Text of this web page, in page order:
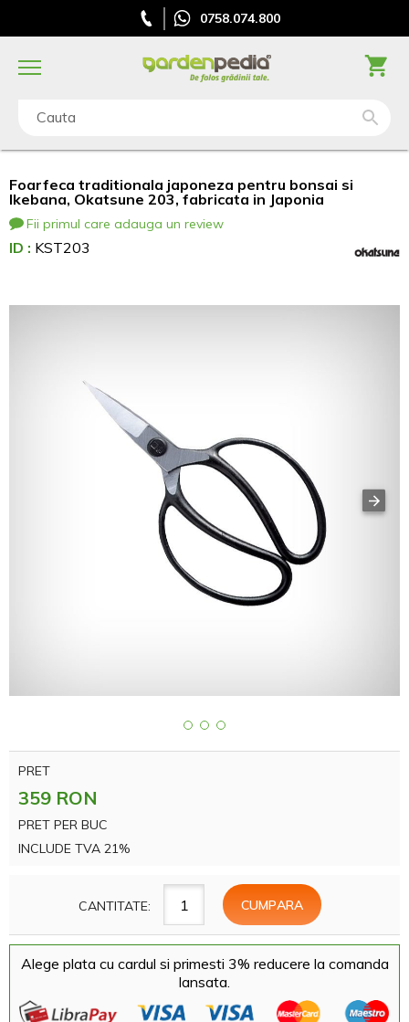
0758.074.800
Cauta
Foarfeca traditionala japoneza pentru bonsai si
Ikebana, Okatsune 203, fabricata in Japonia
Fii primul care adauga un review
ID : KST203
PRET
359 RON
PRET PER BUC
INCLUDE TVA 21%
CANTITATE:
Alege plata cu cardul si primesti 3% reducere la comanda
lansata.